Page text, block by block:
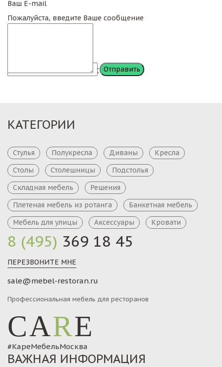
Ваш E-mail
Пожалуйста, введите Ваше сообщение
Сообщение
8 (495) 369 18 45
ПЕРЕЗВОНИТЕ МНЕ
sale@mebel-restoran.ru
Профессиональная мебель для ресторанов
CARE
#КареМебельМосква
КАТЕГОРИИ
Стулья Полукресла Диваны
Кресла
Столы
Столешницы
Подстолья
Складная мебель
Решения
Плетеная мебель из ротанга
Банкетная мебель
Мебель для улицы
Аксессуары Кровати
ВАЖНАЯ ИНФОРМАЦИЯ